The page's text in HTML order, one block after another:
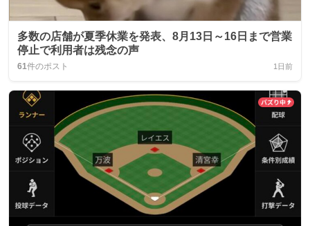
多数の店舗が夏季休業を発表、8月13日～16日まで営業
停止で利用者は残念の声
61件のポスト 1日前